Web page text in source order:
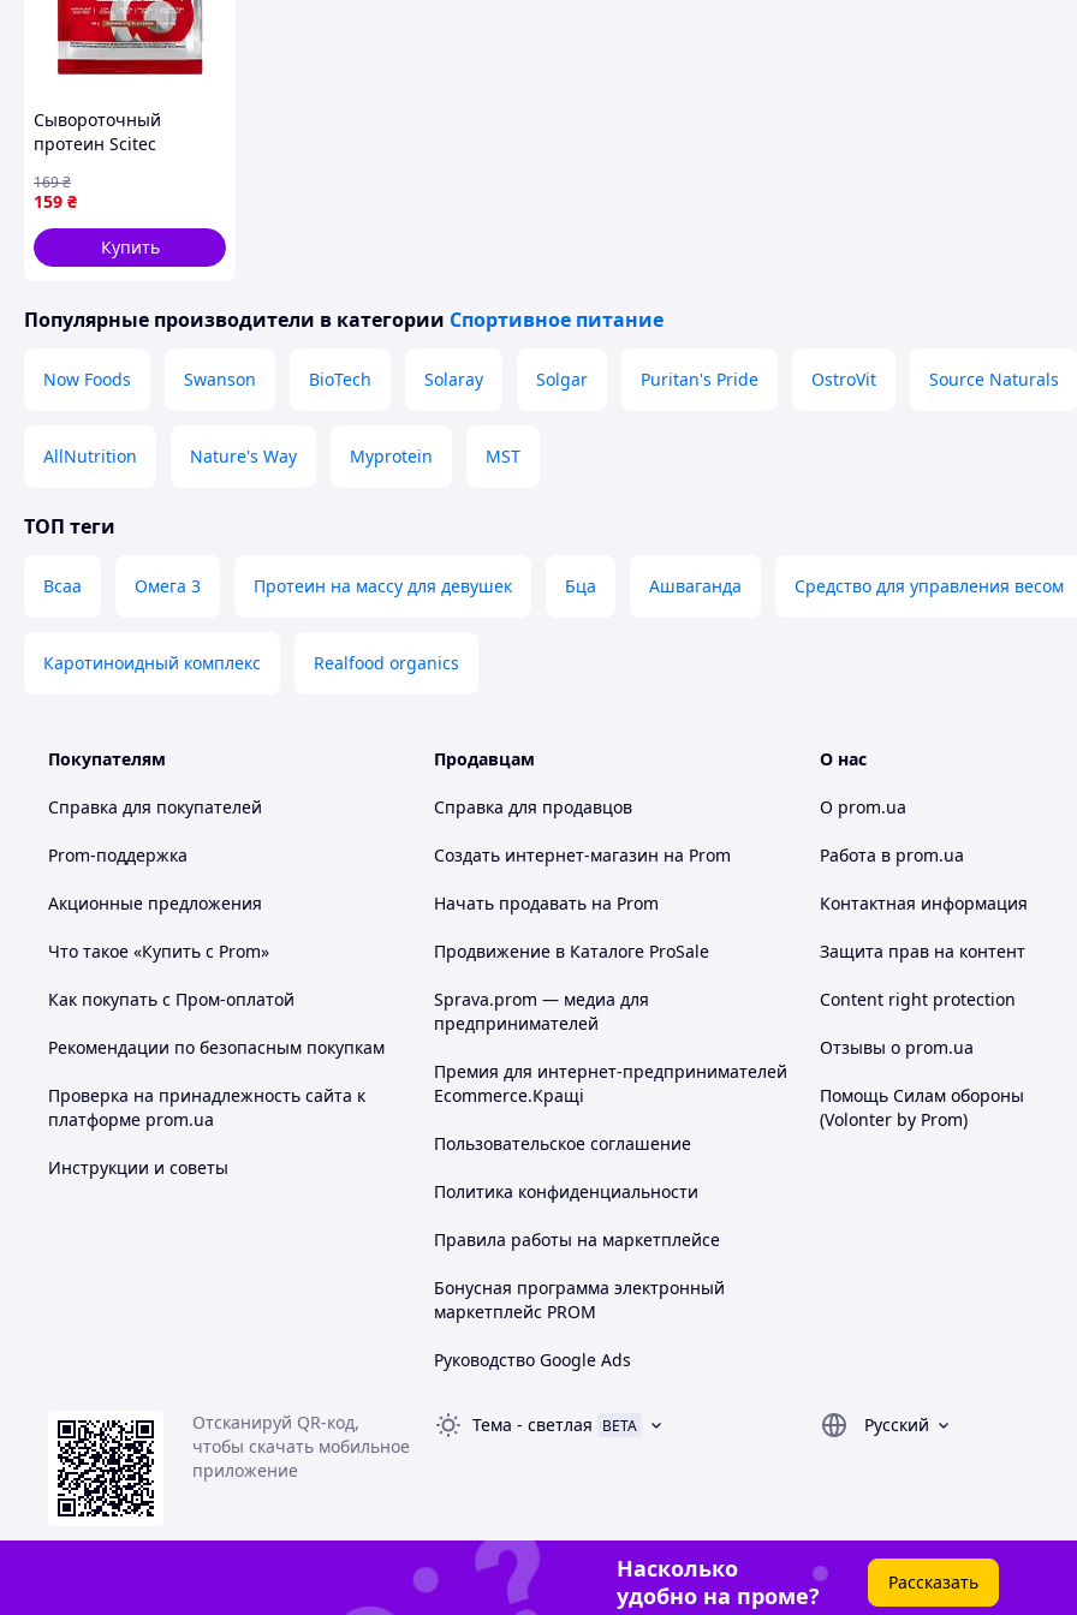
Сывороточный
протеин Scitec
Protein Professional 30
g vanilla very berry
159 ₴
169₴
Купить
Популярные производители в категории Спортивное питание
Now Foods Swanson BioTech Solaray Solgar Puritan's Pride OstroVit Source Naturals
AllNutrition Nature's Way Myprotein MST
ТОП теги
Bcaa Омега 3 Протеин на массу для девушек Бца Ашваганда Средство для управления весом
Каротиноидный комплекс Realfood organics
Покупателям
Справка для покупателей
Prom-поддержка
Акционные предложения
Что такое «Купить с Prom»
Как покупать с Пром-оплатой
Рекомендации по безопасным покупкам
Проверка на принадлежность сайта к
платформе prom.ua
Инструкции и советы
Продавцам
Справка для продавцов
Создать интернет-магазин на Prom
Начать продавать на Prom
Продвижение в Каталоге ProSale
Sprava.prom — медиа для
предпринимателей
Премия для интернет-предпринимателей
Ecommerce.Кращі
Пользовательское соглашение
Политика конфиденциальности
Правила работы на маркетплейсе
Бонусная программа электронный
маркетплейс PROM
Руководство Google Ads
О нас
О prom.ua
Работа в prom.ua
Контактная информация
Защита прав на контент
Content right protection
Отзывы о prom.ua
Помощь Силам обороны
(Volonter by Prom)
Отсканируй QR-код,
чтобы скачать мобильное
приложение
Тема - светлая BETA Русский
Насколько
удобно на проме?
Рассказать